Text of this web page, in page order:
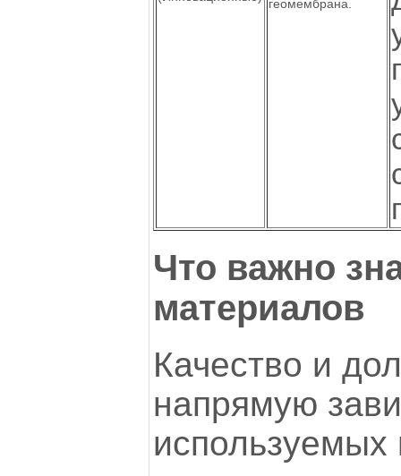
геомембрана.
Что важно
материалов
Качество и
напрямую